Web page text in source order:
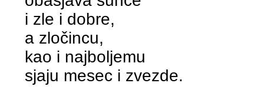
i zle i dobre,
a zločincu,
kao i najboljemu
sjaju mesec i zvezde.